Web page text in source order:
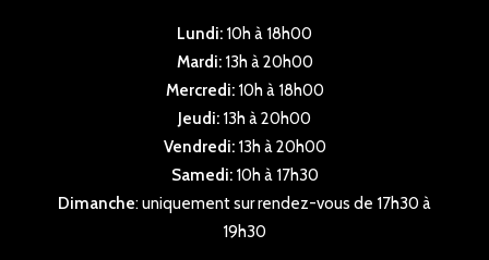
Lundi: 10h à 18h00
Mardi:13h à 20h00
Mercredi:10h à 18h00
Jeudi: 13h à 20h00
Vendredi:13h à 20h00
Samedi:10h à 17h30
Dimanche: uniquement sur rendez-vous de 17h30 à
19h30